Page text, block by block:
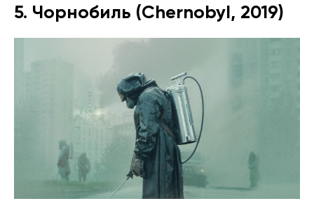
5. Чорнобиль (Chernobyl, 2019)